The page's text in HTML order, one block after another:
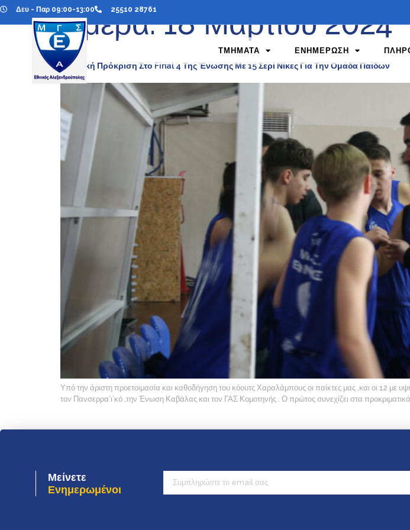
Δευ - Παρ 09:00-13:00 25510 28761
ΤΜΗΜΑΤΑ ΕΝΗΜΕΡΩΣΗ
Ημέρα:18 Μαρτίου 2024
Ιστορική Πρόκριση Στο Final 4 Της Ένωσης Με 15 Σερί Νίκες Για Την Ομάδα Παίδων
Υπό την άριστη προετοιμασία και καθοδήγηση του κόουτς Χαραλάμπους οι παίκτες μας ,και οι 12 με
τον Πανσερρα’ι’κό ,την Ένωση Καβάλας και τον ΓΑΣ Κομοτηνής . Ο πρώτος συνεχίζει στα προκριματικά
Μείνετε
Ενημερωμένοι